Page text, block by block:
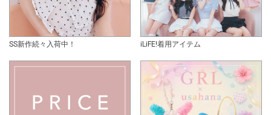
SS新作続々入荷中！ iLiFE!着用アイテム